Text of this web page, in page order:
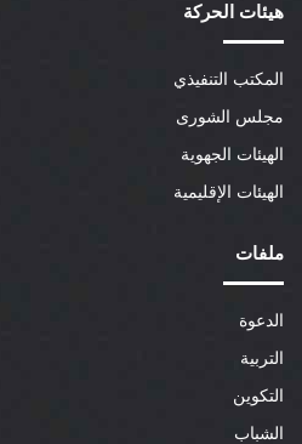
هيئات الحركة
المكتب التنفيذي
مجلس الشورى
الهيئات الجهوية
الهيئات الإقليمية
ملفات
الدعوة
التربية
التكوين
الشباب